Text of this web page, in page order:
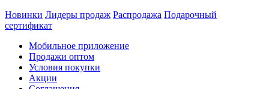
Новинки Лидеры продаж Распродажа Подарочный
сертификат
Мобильное приложение
Продажи оптом
Условия покупки
Акции